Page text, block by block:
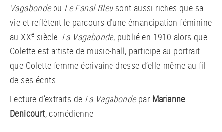
Vagabondeou Le Fanal Bleu sont aussi riches que sa
vie et reflètent le parcours d’une émancipation féminine
au XXe siècle. La Vagabonde, publié en 1910 alors que
Colette est artiste de music-hall, participe au portrait
que Colette femme écrivaine dresse d’elle-même au fil
de ses écrits.
Lecture d’extraits de La Vagabondepar Marianne
Denicourt, comédienne